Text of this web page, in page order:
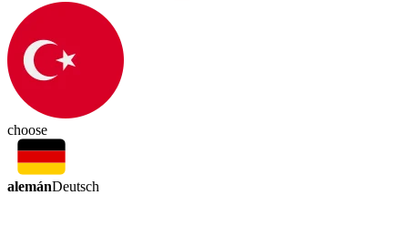
choose
alemánDeutsch